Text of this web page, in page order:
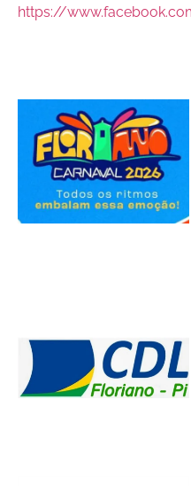
https://